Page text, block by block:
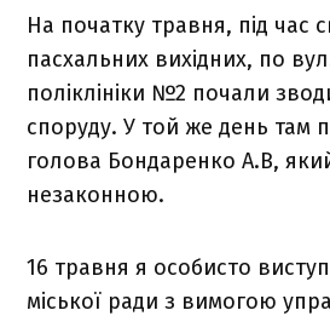
На початку травня, під час
пасхальних вихідних, по
поліклініки №2 почали
споруду. У той же день там
голова Бондаренко А.В,
незаконною.
16 травня я особисто
міської ради з вимогою